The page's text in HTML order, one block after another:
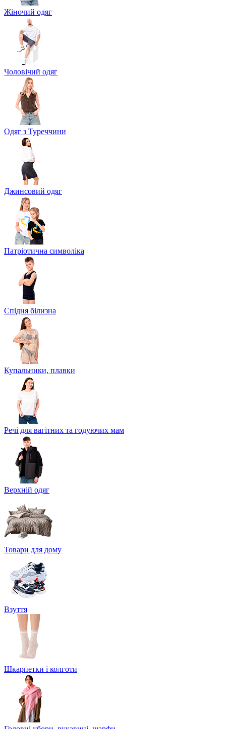
Жіночий одяг
Чоловічий одяг
Одяг з Туреччини
Джинсовий одяг
Патріотична символіка
Спідня білизна
Купальники, плавки
Речі для вагітних та годуючих мам
Верхній одяг
Товари для дому
Взуття
Шкарпетки і колготи